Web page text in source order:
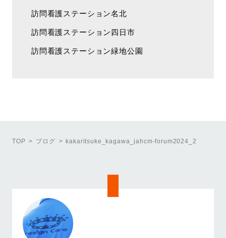
訪問看護ステーション名北
訪問看護ステーション四日市
訪問看護ステーション緑地公園
TOP ブログ kakaritsuke_kagawa_jahcm-forum2024_2